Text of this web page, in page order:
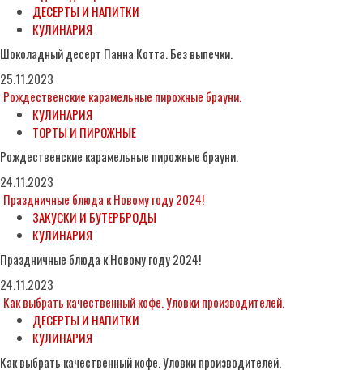
ДЕСЕРТЫ И НАПИТКИ
КУЛИНАРИЯ
Шоколадный десерт Панна Котта. Без выпечки.
25.11.2023
Рождественские карамельные пирожные брауни.
КУЛИНАРИЯ
ТОРТЫ И ПИРОЖНЫЕ
Рождественские карамельные пирожные брауни.
24.11.2023
Праздничные блюда к Новому году 2024!
ЗАКУСКИ И БУТЕРБРОДЫ
КУЛИНАРИЯ
Праздничные блюда к Новому году 2024!
24.11.2023
Как выбрать качественный кофе. Уловки производителей.
ДЕСЕРТЫ И НАПИТКИ
КУЛИНАРИЯ
Как выбрать качественный кофе. Уловки производителей.